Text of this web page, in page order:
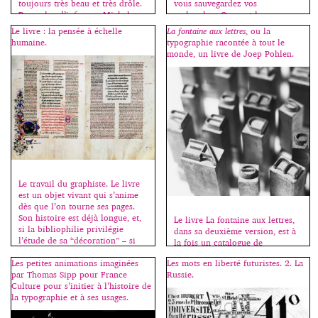
toujours très beau et très drôle.
Pour plus d’infos sur Michel
Gondry -> ici et ici. 1999. Les
H5 prennent le relais avec ce
clip […]
vous sauvegardez vos
recherches. On peut la
télécharger ici
: www.typesample.com.
[…]
Le livre : la pensée à échelle
humaine.
Le travail du graphiste. Le livre
est un objet vivant qui s’anime
dès que l’on tourne ses pages.
Son histoire est déjà longue, et,
si la bibliophilie privilégie
l’étude de sa “décoration” – si
souvent de mettre en lumière un
autre aspect beaucoup plus
modeste mais tout aussi
intéressant : son […]
La fontaine aux lettres, ou la
typographie racontée à tout le
monde, un livre de Joep Pohlen.
Le livre La fontaine aux lettres,
dans sa deuxième version, est à
la fois un catalogue de
présentation de caractères, et un
guide pratique pour découvrir
l’histoire de la typographie et se
familiariser avec les règles
d’usage. Il est accompagné d’un
site internet qui reprend une
Les petites animations imaginées
par Thomas Sipp pour France
Culture pour s’initier à l’histoire de
la typographie et à ses usages.
Les mots en liberté futuristes. 2. La
Russie.